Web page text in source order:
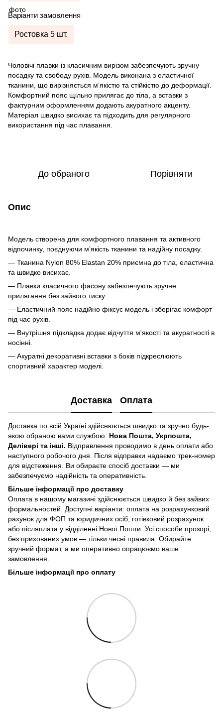
Варіанти замовлення
Ростовка 5 шт.
Чоловічі плавки із класичним вирізом забезпечують зручну
посадку та свободу рухів. Модель виконана з еластичної
тканини, що вирізняється м’якістю та стійкістю до деформації.
Комфортний пояс щільно прилягає до тіла, а вставки з
фактурним оформленням додають акуратного акценту.
Матеріал швидко висихає та підходить для регулярного
використання під час плавання.
До обраного Порівняти
Опис
Модель створена для комфортного плавання та активного
відпочинку, поєднуючи м’якість тканини та надійну посадку.
— Тканина Nylon 80% Elastan 20% приємна до тіла, еластична
та швидко висихає.
— Плавки класичного фасону забезпечують зручне
прилягання без зайвого тиску.
— Еластичний пояс надійно фіксує модель і зберігає комфорт
під час рухів.
— Внутрішня підкладка додає відчуття м'якості та акуратності в
носінні.
— Акуратні декоративні вставки з боків підкреслюють
спортивний характер моделі.
Доставка Оплата
Доставка по всій Україні здійснюється швидко та зручно будь-
якою обраною вами службою: Нова Пошта, Укрпошта,
Делівері та інші. Відправлення проводимо в день оплати або
наступного робочого дня. Після відправки надаємо трек-номер
для відстеження. Ви обираєте спосіб доставки — ми
забезпечуємо надійність та оперативність.
Більше інформації про доставку
Оплата в нашому магазині здійснюється швидко й без зайвих
формальностей. Доступні варіанти: оплата на розрахунковий
рахунок для ФОП та юридичних осіб, готівковий розрахунок
або післяплата у відділенні Нової Пошти. Усі способи прозорі,
без прихованих умов — тільки чесні правила. Обирайте
зручний формат, а ми оперативно опрацюємо ваше
замовлення.
Більше інформації про оплату